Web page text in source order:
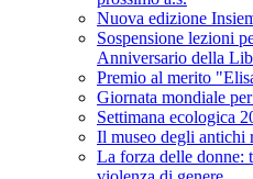
Nuova edizione
Sospensione lezioni
Anniversario della
Premio al merito
Giornata mondiale
Settimana ecologica
Il museo degli antichi
La forza delle donne: